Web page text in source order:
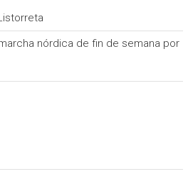
nórdica de fin de semana por